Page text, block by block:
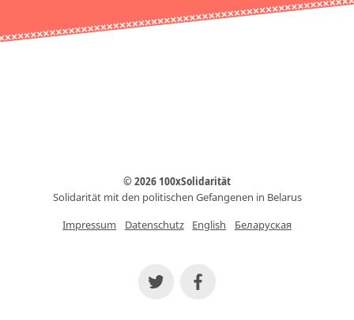
© 2026 100xSolidarität
Solidarität mit den politischen Gefangenen in Belarus
Impressum
Datenschutz English Беларуская